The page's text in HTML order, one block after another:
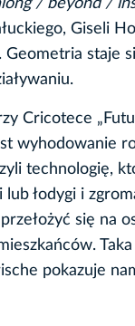
/ beyond /
Giseli
staje
Cricotece
wyhodowanie
technologię,
lub łodygi i
się na
pokazuje